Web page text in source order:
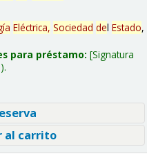
Eléctrica, Sociedad del Estado,
para préstamo: Signatura
al carrito